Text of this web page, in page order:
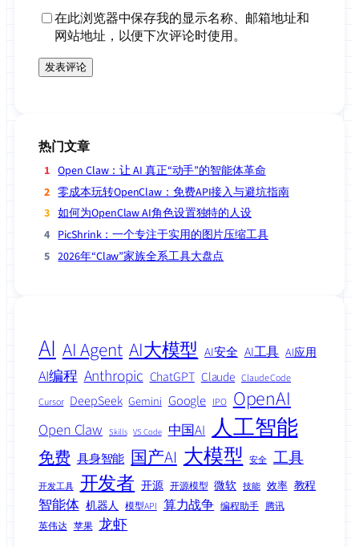
在此浏览器中保存我的显示名称、邮箱地址和
网站地址，以便下次评论时使用。
热门文章
Open Claw：让 AI 真正“动手”的智能体革命
零成本玩转OpenClaw：免费API接入与避坑指南
如何为OpenClaw AI角色设置独特的人设
PicShrink：一个专注于实用的图片压缩工具
2026年“Claw”家族全系工具大盘点
AI AI Agent AI大模型 AI安全 AI工具 AI应用
AI编程 Anthropic ChatGPT Claude Claude Code
Cursor DeepSeek Gemini Google IPO OpenAI
Open Claw Skills VS Code 中国AI 人工智能
免费 具身智能 国产AI 大模型 安全 工具
开发工具 开发者 开源 开源模型 微软 技能 效率 教程
智能体 机器人 模型API 算力战争 编程助手 腾讯
英伟达 苹果 龙虾